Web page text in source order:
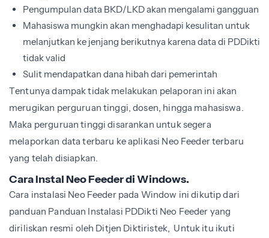
Pengumpulan data BKD/LKD akan mengalami gangguan
Mahasiswa mungkin akan menghadapi kesulitan untuk
melanjutkan ke jenjang berikutnya karena data di PDDikti
tidak valid
Sulit mendapatkan dana hibah dari pemerintah
Tentunya dampak tidak melakukan pelaporan ini akan
merugikan perguruan tinggi, dosen, hingga mahasiswa.
Maka perguruan tinggi disarankan untuk segera
melaporkan data terbaru ke aplikasi Neo Feeder terbaru
yang telah disiapkan.
Cara Instal Neo Feeder di Windows.
Cara instalasi Neo Feeder pada Window ini dikutip dari
panduan Panduan Instalasi PDDikti Neo Feeder yang
diriliskan resmi oleh Ditjen Diktiristek, Untuk itu ikuti